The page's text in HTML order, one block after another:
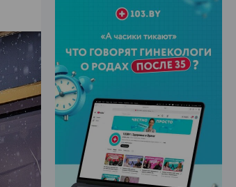
ЭФФЕКТИВНАЯ РЕКЛАМА НА САЙТЕ